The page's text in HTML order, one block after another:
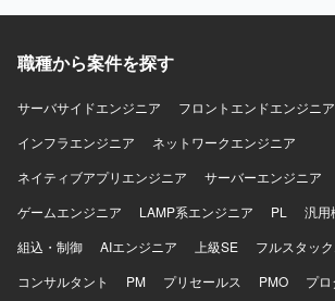
ら、ドキュメント作成や説明などの業務も
模なレガシーシステム刷新プロジェクトに
していただけます。インフラ基盤からミド
経験を積むことができます。 【開発環境】 AWS、Red Hat
Linux、Openframe、HULFT8/10、SMAIL
JP1/IM3、OpenMagic、Tibero などを利用
職種から案件を探す
サーバサイドエンジニア
フロントエンドエンジニア
インフラエンジニア
ネットワークエンジニア
ネイティブアプリエンジニア
サーバーエンジニア
ゲームエンジニア
LAMP系エンジニア PL 汎用
組込・制御
AIエンジニア 上級SE
フルスタッ
コンサルタント
PM プリセールス PMO
プ